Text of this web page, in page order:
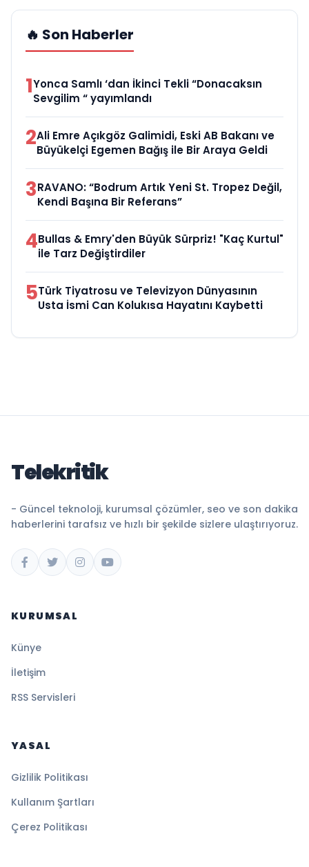
🔥 Son Haberler
1Yonca Samlı ‘dan İkinci Tekli “Donacaksın
Sevgilim “ yayımlandı
2Ali Emre Açıkgöz Galimidi, Eski AB Bakanı ve
Büyükelçi Egemen Bağış ile Bir Araya Geldi
3RAVANO: “Bodrum Artık Yeni St. Tropez Değil,
Kendi Başına Bir Referans”
4Bullas & Emry'den Büyük Sürpriz! "Kaç Kurtul"
ile Tarz Değiştirdiler
5Türk Tiyatrosu ve Televizyon Dünyasının
Usta İsmi Can Kolukısa Hayatını Kaybetti
Telekritik
- Güncel teknoloji, kurumsal çözümler, seo ve son dakika
haberlerini tarafsız ve hızlı bir şekilde sizlere ulaştırıyoruz.
KURUMSAL
Künye
İletişim
RSS Servisleri
YASAL
Gizlilik Politikası
Kullanım Şartları
Çerez Politikası